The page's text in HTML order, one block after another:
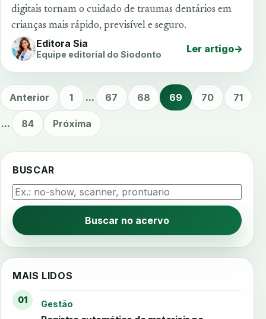
digitais tornam o cuidado de traumas dentários em
crianças mais rápido, previsível e seguro.
Editora Sia
Equipe editorial do Siodonto Ler artigo→
Anterior 1 ... 67 68 69 70 71
... 84 Próxima
BUSCAR
Buscar no acervo
MAIS LIDOS
01 Gestão